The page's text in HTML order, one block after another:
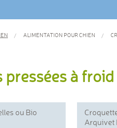
ALIMENTATION POUR CHIEN
pressées à froid
ou Bio
Arquivet